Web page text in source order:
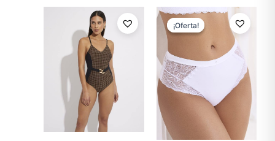
¡Oferta!
¡Oferta!
El
precio
original
$11.99.
El
precio
actual
es:
$8.39.